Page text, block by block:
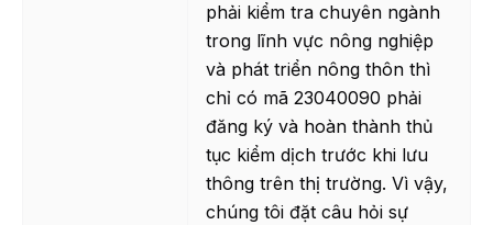
phải kiểm tra chuyên ngành
trong lĩnh vực nông nghiệp
và phát triển nông thôn thì
chỉ có mã 23040090 phải
đăng ký và hoàn thành thủ
tục kiểm dịch trước khi lưu
thông trên thị trường. Vì vậy,
chúng tôi đặt câu hỏi sự